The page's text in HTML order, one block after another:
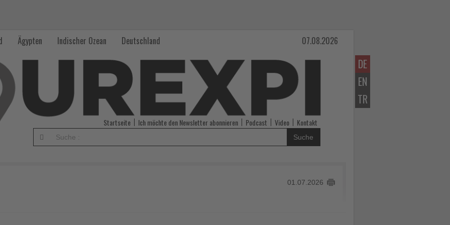
DE
EN
TR
Ägypten Indischer Ozean Deutschland 07.08.2026
Startseite Ich möchte den Newsletter abonnieren Podcast Video Kontakt
Suche
01.07.2026